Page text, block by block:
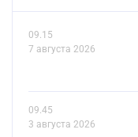
09.15
7 августа 2026
09.45
3 августа 2026